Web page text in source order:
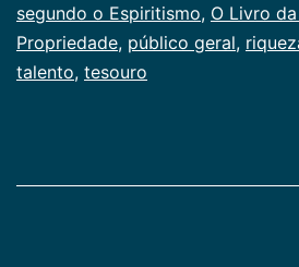
Publicogeral
segundo o Espiritismo, O Livro
Propriedade, público geral,
talento, tesouro